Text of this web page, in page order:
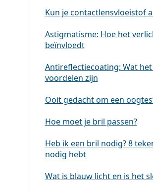
Kun je contactlensvloeistof
Astigmatisme: Hoe het
beïnvloedt
Antireflectiecoating: Wat
voordelen zijn
Ooit gedacht om een
Hoe moet je bril passen?
Heb ik een bril nodig? 8
nodig hebt
Wat is blauw licht en is het